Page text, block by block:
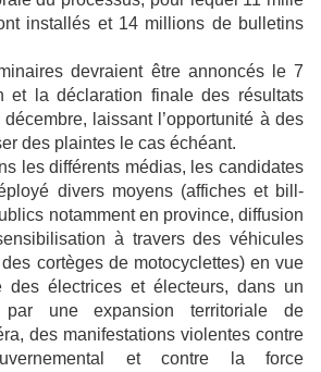
installés et 14 millions de bulletins
devraient être annoncés le 7
et la déclaration finale des résultats
laissant l’opportunité à des
des plaintes le cas échéant.
les différents médias, les candidates
divers moyens (affiches et bill-
notamment en province, diffusion
à travers des véhicules
cortèges de motocyclettes) en vue
des électrices et électeurs, dans un
par une expansion territoriale de
des manifestations violentes contre
et contre la force